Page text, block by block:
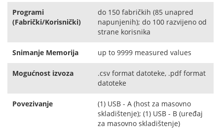
Programi
(Fabrički/Korisnički)
do 150 fabričkih (85 unapred
napunjenih); do 100 razvijeno od
strane korisnika
Snimanje Memorija up to 9999 measured values
Mogućnost izvoza
.csv format datoteke, .pdf format
datoteke
Povezivanje
(1) USB - A (host za masovno
skladištenje); (1) USB - B (uređaj
za masovno skladištenje)